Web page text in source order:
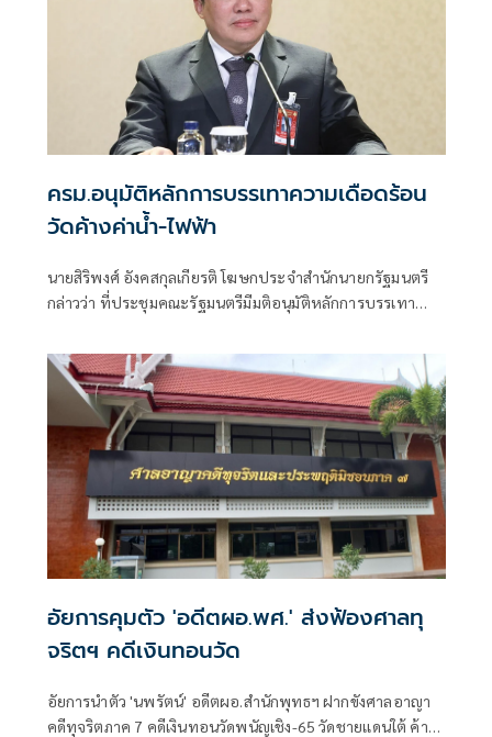
ครม.อนุมัติหลักการบรรเทาความเดือดร้อน
วัดค้างค่าน้ำ-ไฟฟ้า
นายสิริพงศ์ อังคสกุลเกียรติ โฆษกประจำสำนักนายกรัฐมนตรี
กล่าวว่า ที่ประชุมคณะรัฐมนตรีมีมติอนุมัติหลักการบรรเทา
สาธารณูปโภค ดังนี้ 1. ขอความร่วมมือให้การไฟฟ้านครหลวง
อัยการคุมตัว 'อดีตผอ.พศ.' ส่งฟ้องศาลทุ
จริตฯ คดีเงินทอนวัด
อัยการนำตัว 'นพรัตน์' อดีตผอ.สำนักพุทธฯ ฝากขังศาลอาญา
คดีทุจริตภาค 7 คดีเงินทอนวัดพนัญเชิง-65 วัดชายเเดนใต้ ค้าน